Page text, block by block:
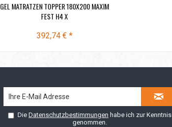
GEL MATRATZEN TOPPER 180X200 MAXIM
FEST H4 X
392,74 € *
Die Datenschutzbestimmungen habe ich zur Kenntnis
genommen.